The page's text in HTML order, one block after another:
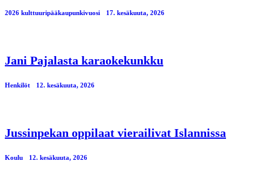
2026 kulttuuripääkaupunkivuosi 17. kesäkuuta, 2026
Jani Pajalasta karaokekunkku
Henkilöt 12. kesäkuuta, 2026
Jussinpekan oppilaat vierailivat Islannissa
Koulu 12. kesäkuuta, 2026